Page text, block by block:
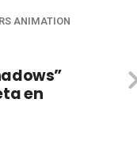
ANIMATION
en